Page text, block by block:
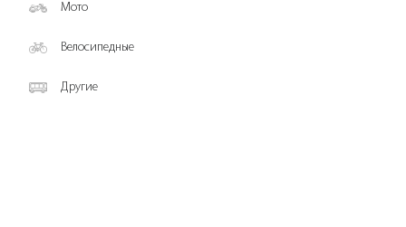
Мото
Велосипедные
Другие